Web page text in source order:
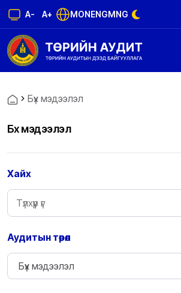
A- A+ MONENGMNG
Бүх мэдээлэл
Бүх мэдээлэл
Хайх
Аудитын төрөл